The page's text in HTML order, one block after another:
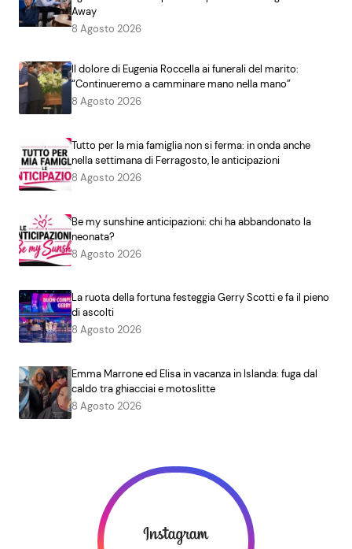
Away
8 Agosto 2026
Il dolore di Eugenia Roccella ai funerali del marito:
“Continueremo a camminare mano nella mano”
8 Agosto 2026
Tutto per la mia famiglia non si ferma: in onda anche
nella settimana di Ferragosto, le anticipazioni
8 Agosto 2026
Be my sunshine anticipazioni: chi ha abbandonato la
neonata?
8 Agosto 2026
La ruota della fortuna festeggia Gerry Scotti e fa il pieno
di ascolti
8 Agosto 2026
Emma Marrone ed Elisa in vacanza in Islanda: fuga dal
caldo tra ghiacciai e motoslitte
8 Agosto 2026